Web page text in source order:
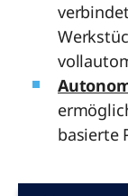
basierte